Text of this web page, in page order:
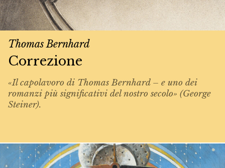
Thomas Bernhard
Correzione
«Il capolavoro di Thomas Bernhard – e uno dei
romanzi più significativi del nostro secolo» (George
Steiner).